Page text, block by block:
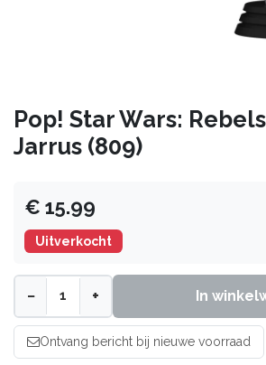
Pop! Star Wars:
Jarrus (809)
€ 15.99
Uitverkocht
− + In
Ontvang bericht bij nieuwe voorraad